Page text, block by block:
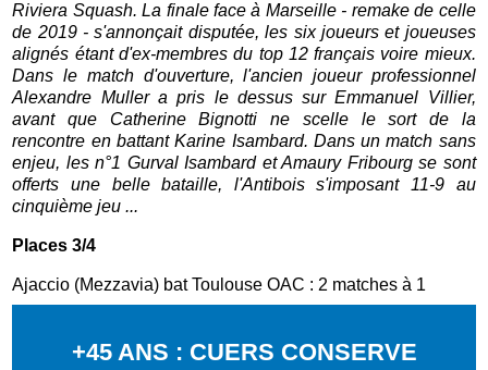
Riviera Squash. La finale face à Marseille - remake de celle
de 2019 - s'annonçait disputée, les six joueurs et joueuses
alignés étant d'ex-membres du top 12 français voire mieux.
Dans le match d'ouverture, l'ancien joueur professionnel
Alexandre Muller a pris le dessus sur Emmanuel Villier,
avant que Catherine Bignotti ne scelle le sort de la
rencontre en battant Karine Isambard. Dans un match sans
enjeu, les n°1 Gurval Isambard et Amaury Fribourg se sont
offerts une belle bataille, l'Antibois s'imposant 11-9 au
cinquième jeu ...
Places 3/4
Ajaccio (Mezzavia) bat Toulouse OAC : 2 matches à 1
+45 ANS : CUERS CONSERVE